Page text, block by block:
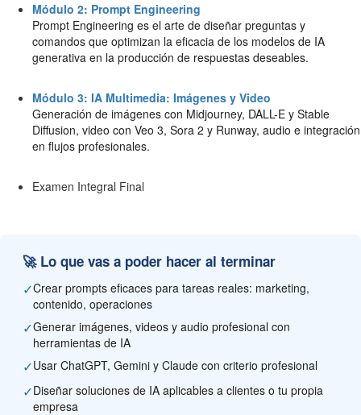
Módulo 2: Prompt Engineering
Prompt Engineering es el arte de diseñar preguntas y
comandos que optimizan la eficacia de los modelos de IA
generativa en la producción de respuestas deseables.
Módulo 3: IA Multimedia: Imágenes y Video
Generación de imágenes con Midjourney, DALL-E y Stable
Diffusion, video con Veo 3, Sora 2 y Runway, audio e integración
en flujos profesionales.
Examen Integral Final
🚀 Lo que vas a poder hacer al terminar
✓Crear prompts eficaces para tareas reales: marketing,
contenido, operaciones
✓Generar imágenes, videos y audio profesional con
herramientas de IA
✓Usar ChatGPT, Gemini y Claude con criterio profesional
✓Diseñar soluciones de IA aplicables a clientes o tu propia
empresa